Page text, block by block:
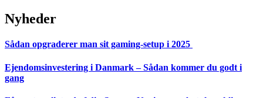
Nyheder
Sådan opgraderer man sit gaming-setup i 2025
Ejendomsinvestering i Danmark – Sådan kommer du godt i
gang